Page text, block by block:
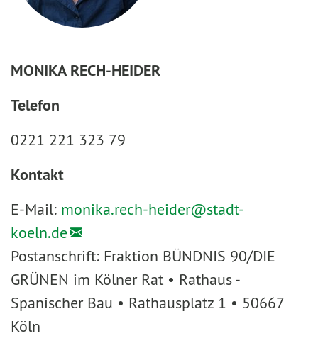
MONIKA RECH-HEIDER
Telefon
0221 221 323 79
Kontakt
E-Mail: monika.rech-heider@stadt-
koeln.de
Postanschrift: Fraktion BÜNDNIS 90/DIE
GRÜNEN im Kölner Rat • Rathaus -
Spanischer Bau • Rathausplatz 1 • 50667
Köln